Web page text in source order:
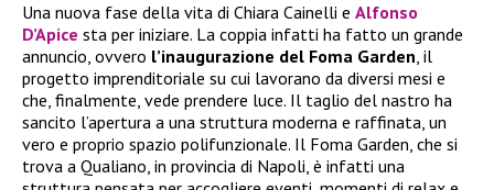
Una nuova fase della vita di Chiara Cainelli e Alfonso
D’Apice sta per iniziare. La coppia infatti ha fatto un grande
annuncio, ovvero l’inaugurazione del Foma Garden, il
progetto imprenditoriale su cui lavorano da diversi mesi e
che, finalmente, vede prendere luce. Il taglio del nastro ha
sancito l’apertura a una struttura moderna e raffinata, un
vero e proprio spazio polifunzionale. Il Foma Garden, che si
trova a Qualiano, in provincia di Napoli, è infatti una